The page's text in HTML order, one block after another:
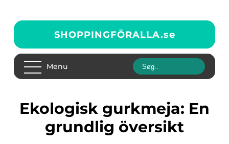
SHOPPINGFÖRALLA.se
Menu
Ekologisk gurkmeja: En
grundlig översikt